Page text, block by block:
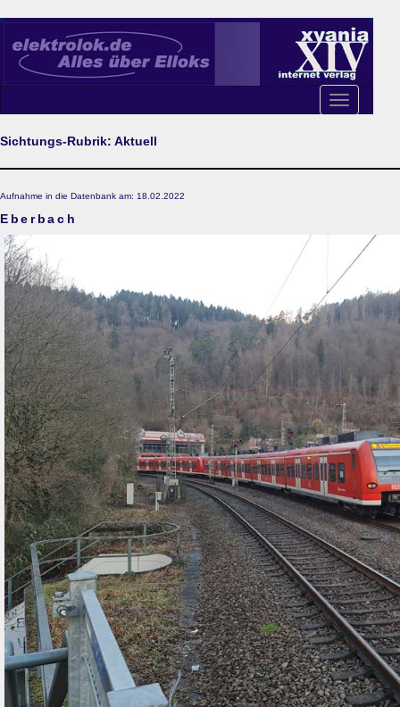
Toggle
navigation
Sichtungs-Rubrik: Aktuell
Aufnahme in die Datenbank am: 18.02.2022
Eberbach